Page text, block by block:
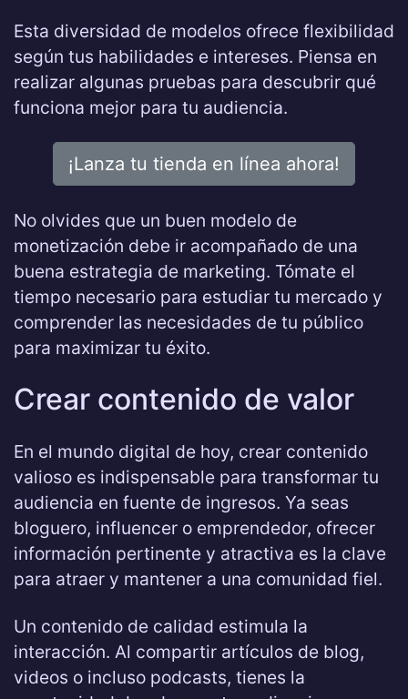
Esta diversidad de modelos ofrece flexibilidad
según tus habilidades e intereses. Piensa en
realizar algunas pruebas para descubrir qué
funciona mejor para tu audiencia.
¡Lanza tu tienda en línea ahora!
No olvides que un buen modelo de
monetización debe ir acompañado de una
buena estrategia de marketing. Tómate el
tiempo necesario para estudiar tu mercado y
comprender las necesidades de tu público
para maximizar tu éxito.
Crear contenido de valor
En el mundo digital de hoy, crear contenido
valioso es indispensable para transformar tu
audiencia en fuente de ingresos. Ya seas
bloguero, influencer o emprendedor, ofrecer
información pertinente y atractiva es la clave
para atraer y mantener a una comunidad fiel.
Un contenido de calidad estimula la
interacción. Al compartir artículos de blog,
videos o incluso podcasts, tienes la